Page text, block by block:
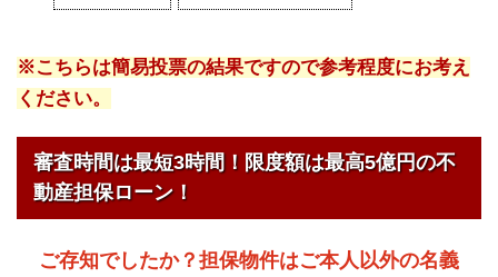
※こちらは簡易投票の結果ですので参考程度にお考え
ください。
審査時間は最短3時間！限度額は最高5億円の不
動産担保ローン！
ご存知でしたか？担保物件はご本人以外の名義